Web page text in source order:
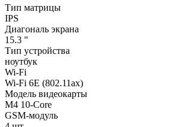
Тип матрицы
IPS
Диагональ экрана
15.3 "
Тип устройства
ноутбук
Wi-Fi
Wi-Fi 6E (802.11ax)
Модель видеокарты
M4 10-Core
GSM-модуль